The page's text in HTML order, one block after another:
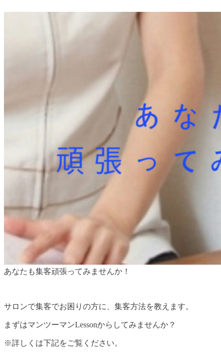
あなたも集客頑張ってみませんか！
サロンで集客でお困りの方に、集客方法を教えます。
まずはマンツーマンLessonからしてみませんか？
※詳しくは下記をご覧ください。